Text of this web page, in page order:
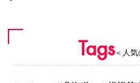
Tags＜人気